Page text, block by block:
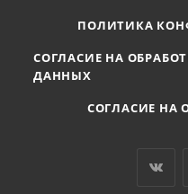
ПОЛИТИКА
СОГЛАСИЕ НА
ДАННЫХ
СОГЛАСИЕ НА